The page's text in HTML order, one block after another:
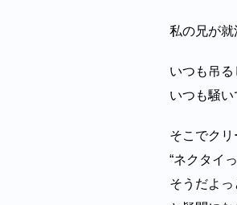
私の兄が就
いつも吊
いつも騒い
そこでク
“ネクタイ
そうだよ